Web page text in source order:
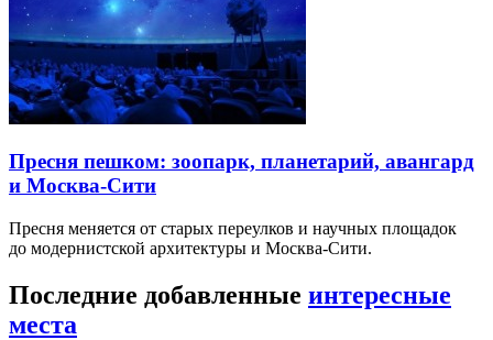
Пресня пешком: зоопарк, планетарий, авангард
и Москва-Сити
Пресня меняется от старых переулков и научных площадок
до модернистской архитектуры и Москва-Сити.
Последние добавленные интересные
места